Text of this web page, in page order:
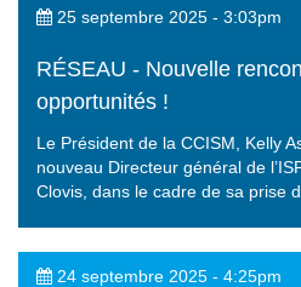
25 septembre 2025 - 3:03pm
RÉSEAU - Nouvelle
opportunités !
Le Président de la CCISM, Kelly
nouveau Directeur général de
Clovis, dans le cadre de sa prise
24 septembre 2025 - 4:25pm